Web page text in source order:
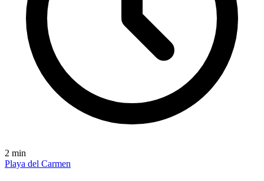
2 min
Playa del Carmen